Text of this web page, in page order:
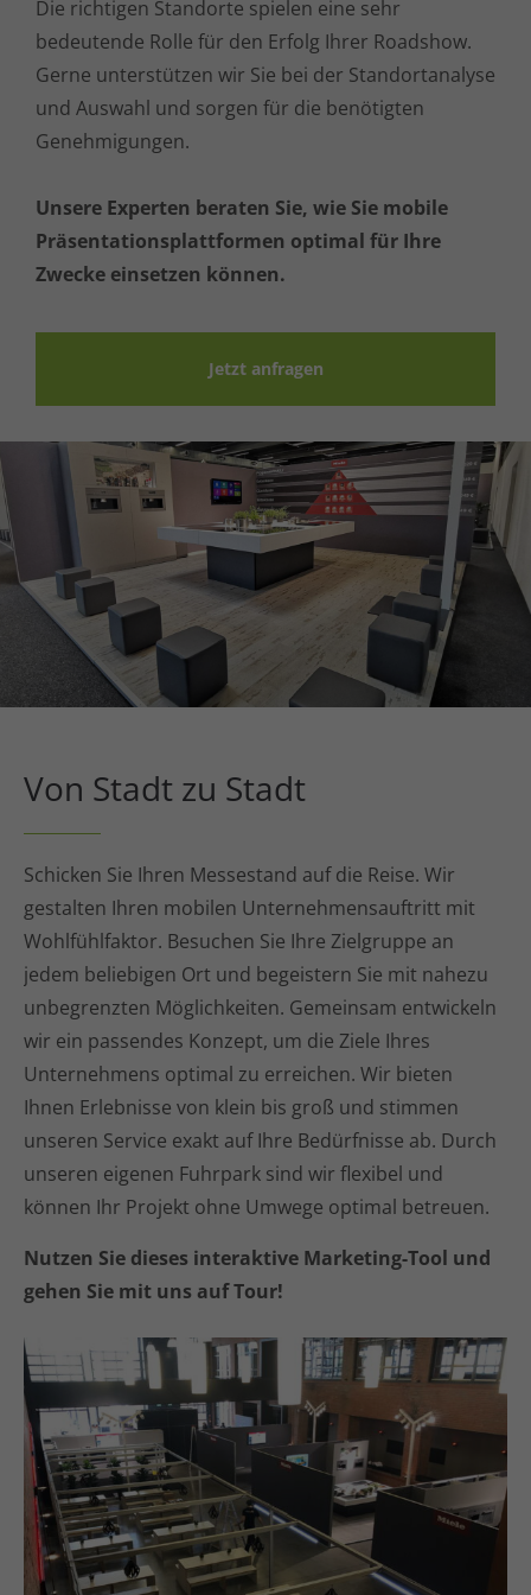
Die richtigen Standorte spielen eine sehr
bedeutende Rolle für den Erfolg Ihrer Roadshow.
Gerne unterstützen wir Sie bei der Standortanalyse
und Auswahl und sorgen für die benötigten
Genehmigungen.
Unsere Experten beraten Sie, wie Sie mobile
Präsentationsplattformen optimal für Ihre
Zwecke einsetzen können.
Jetzt anfragen
Von Stadt zu Stadt
Schicken Sie Ihren Messestand auf die Reise. Wir
gestalten Ihren mobilen Unternehmensauftritt mit
Wohlfühlfaktor. Besuchen Sie Ihre Zielgruppe an
jedem beliebigen Ort und begeistern Sie mit nahezu
unbegrenzten Möglichkeiten. Gemeinsam entwickeln
wir ein passendes Konzept, um die Ziele Ihres
Unternehmens optimal zu erreichen. Wir bieten
Ihnen Erlebnisse von klein bis groß und stimmen
unseren Service exakt auf Ihre Bedürfnisse ab. Durch
unseren eigenen Fuhrpark sind wir flexibel und
können Ihr Projekt ohne Umwege optimal betreuen.
Nutzen Sie dieses interaktive Marketing-Tool und
gehen Sie mit uns auf Tour!